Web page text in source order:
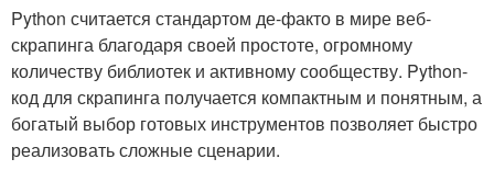
Python считается стандартом де-факто в мире веб-
скрапинга благодаря своей простоте, огромному
количеству библиотек и активному сообществу. Python-
код для скрапинга получается компактным и понятным, а
богатый выбор готовых инструментов позволяет быстро
реализовать сложные сценарии.